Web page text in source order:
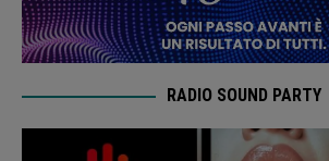
RADIO SOUND PARTY